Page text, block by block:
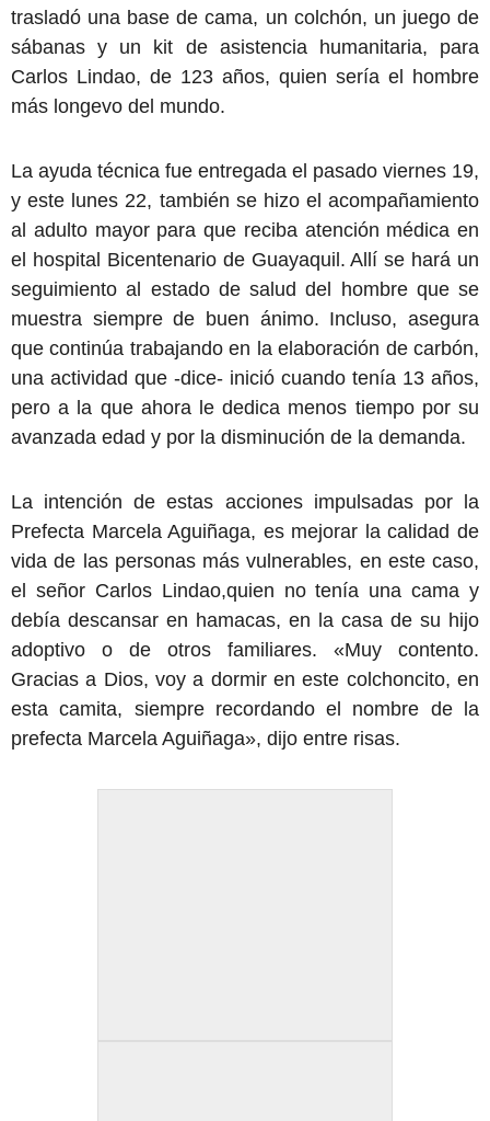
trasladó una base de cama, un colchón, un juego de
sábanas y un kit de asistencia humanitaria, para
Carlos Lindao, de 123 años, quien sería el hombre
más longevo del mundo.
La ayuda técnica fue entregada el pasado viernes 19,
y este lunes 22, también se hizo el acompañamiento
al adulto mayor para que reciba atención médica en
el hospital Bicentenario de Guayaquil. Allí se hará un
seguimiento al estado de salud del hombre que se
muestra siempre de buen ánimo. Incluso, asegura
que continúa trabajando en la elaboración de carbón,
una actividad que -dice- inició cuando tenía 13 años,
pero a la que ahora le dedica menos tiempo por su
avanzada edad y por la disminución de la demanda.
La intención de estas acciones impulsadas por la
Prefecta Marcela Aguiñaga, es mejorar la calidad de
vida de las personas más vulnerables, en este caso,
el señor Carlos Lindao,quien no tenía una cama y
debía descansar en hamacas, en la casa de su hijo
adoptivo o de otros familiares. «Muy contento.
Gracias a Dios, voy a dormir en este colchoncito, en
esta camita, siempre recordando el nombre de la
prefecta Marcela Aguiñaga», dijo entre risas.